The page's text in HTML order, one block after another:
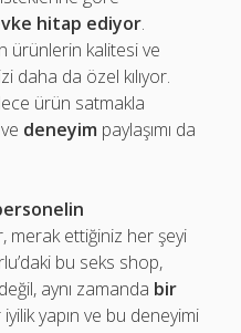
hitap ediyor.
ürünlerin kalitesi ve
daha da özel kılıyor.
ürün satmakla
ve deneyim paylaşımı da
merak ettiğiniz her şeyi
bu seks shop,
aynı zamanda bir
yapın ve bu deneyimi